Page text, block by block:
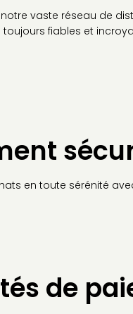
vaste réseau de
toujours fiables et
en toute sérénité
de